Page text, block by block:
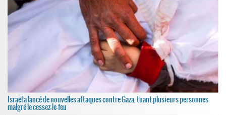
Israël a lancé de nouvelles attaques contre Gaza, tuant plusieurs personnes
malgré le cessez-le-feu